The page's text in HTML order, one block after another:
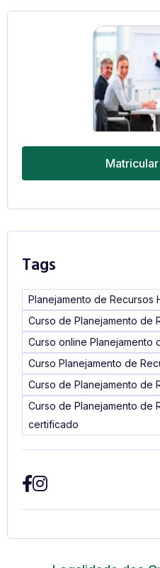
Tags
Planejamento de Recursos
Curso de Planejamento de
Curso online Planejamento
Curso Planejamento de
Curso de Planejamento de
Curso de Planejamento de
certificado